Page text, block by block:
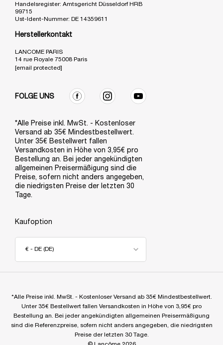
Handelsregister: Amtsgericht Düsseldorf HRB
99715
Ust-Ident-Nummer: DE 14359611
Herstellerkontakt
LANCOME PARIS
14 rue Royale 75008 Paris
[email protected]
FOLGE UNS
*Alle Preise inkl. MwSt. - Kostenloser
Versand ab 35€ Mindestbestellwert.
Unter 35€ Bestellwert fallen
Versandkosten in Höhe von 3,95€ pro
Bestellung an. Bei jeder angekündigten
allgemeinen Preisermäßigung sind die
Preise, sofern nicht anders angegeben,
die niedrigsten Preise der letzten 30
Tage.
Kaufoption
€ - DE (DE)
*Alle Preise inkl. MwSt. - Kostenloser Versand ab 35€ Mindestbestellwert.
Unter 35€ Bestellwert fallen Versandkosten in Höhe von 3,95€ pro
Bestellung an. Bei jeder angekündigten allgemeinen Preisermäßigung
sind die Referenzpreise, sofern nicht anders angegeben, die niedrigsten
Preise der letzten 30 Tage.